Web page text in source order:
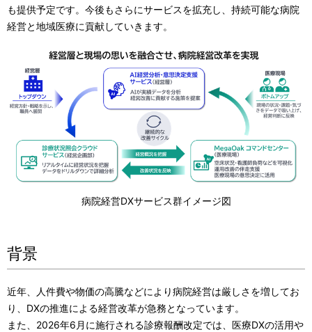
も提供予定です。今後もさらにサービスを拡充し、持続可能な病院
経営と地域医療に貢献していきます。
病院経営DXサービス群イメージ図
背景
近年、人件費や物価の高騰などにより病院経営は厳しさを増してお
り、DXの推進による経営改革が急務となっています。
また、2026年6月に施行される診療報酬改定では、医療DXの活用や